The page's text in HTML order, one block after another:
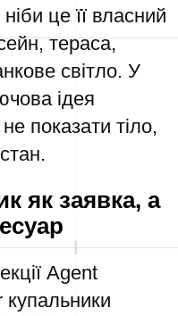
це її власний
тераса,
світло. У
ідея
показати тіло,
як заявка, а
Agent